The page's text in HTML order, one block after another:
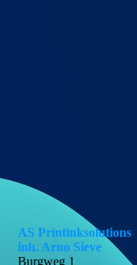
AS Printinksolutions
inh. Arno Sieve
Burgweg 1